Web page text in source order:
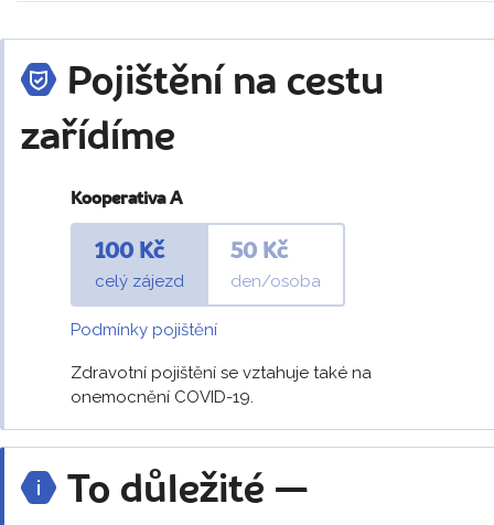
Pojištění na cestu
zařídíme
Kooperativa A
100 Kč
celý zájezd
50 Kč
den/osoba
Podmínky pojištění
Zdravotní pojištění se vztahuje také na
onemocnění COVID-19.
To důležité —